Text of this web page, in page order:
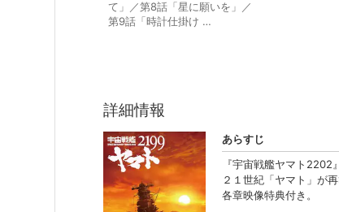
て」／第8話「星に願いを」／
第9話「時計仕掛け …
詳細情報
あらすじ
『宇宙戦艦ヤマト2202
２１世紀「ヤマト」が
各章映像特典付き。